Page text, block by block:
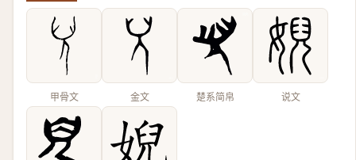
甲骨文 金文 楚系简帛 说文